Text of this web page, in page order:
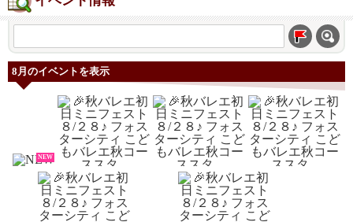
8月のイベントを表示
NEW